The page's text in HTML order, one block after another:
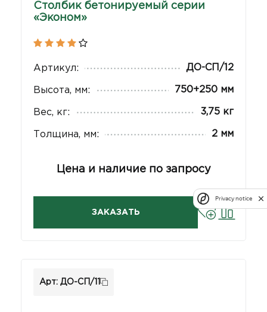
Столбик бетонируемый серии
«Эконом»
Артикул: ДО-СП/12
Высота, мм: 750+250 мм
Вес, кг: 3,75 кг
Толщина, мм: 2 мм
Цена и наличие по запросу
ЗАКАЗАТЬ
Арт: ДО-СП/11
Privacy notice